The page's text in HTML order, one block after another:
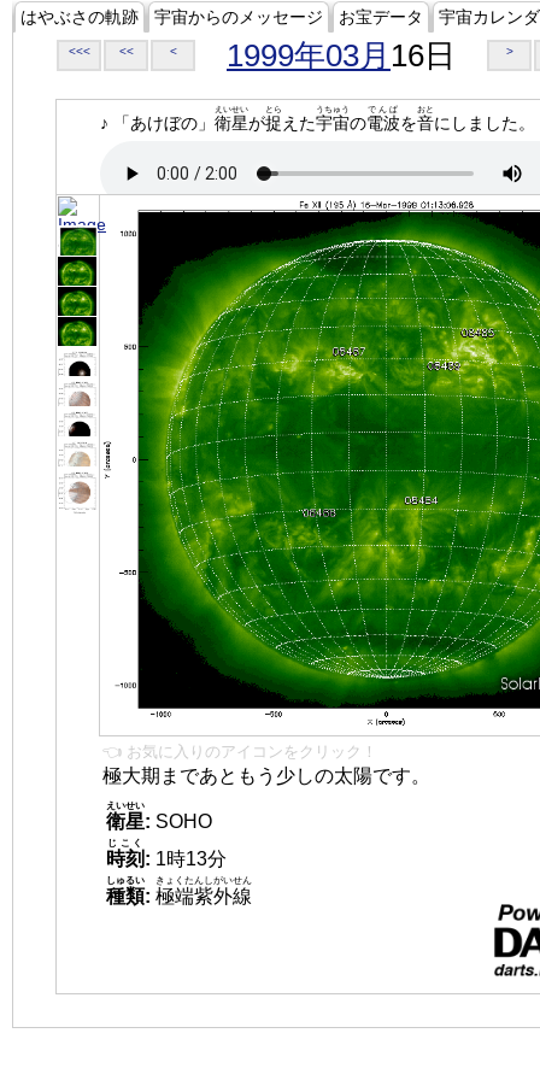
はやぶさの軌跡 宇宙からのメッセージ お宝データ 宇宙カレン
<<< << < 1999年03月 16日 >
♪ 「あけぼの」 衛星
えいせい
が捉
とら
えた宇宙
うちゅう
の電波
でんぱ
を音
おと
にしました。
👈 お気に入りのアイコンをクリック！
極大期まであともう少しの太陽です。
衛星
えいせい
: SOHO
時刻
じこく
: 1時13分
種類
しゅるい
: 極端紫外線
きょくたんしがいせん